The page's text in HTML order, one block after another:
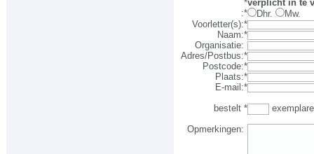
*verplicht in te
:* Dhr.
Mw.
Voorletter(s):*
Naam:*
Organisatie:
Adres/Postbus:*
Postcode:*
Plaats:*
E-mail :*
bestelt *
Opmerkingen: